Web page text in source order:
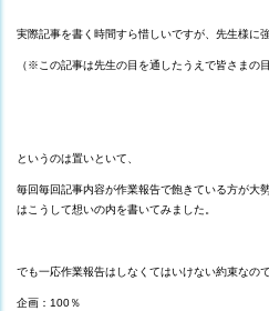
実際記事を書く時間すら惜しいですが、先生様に
（※この記事は先生の目を通したうえで皆さまの
というのは置いといて、
毎回毎回記事内容が作業報告で飽きている方が大
はこうして想いの内を書いてみました。
でも一応作業報告はしなくてはいけない約束なの
企画：100％